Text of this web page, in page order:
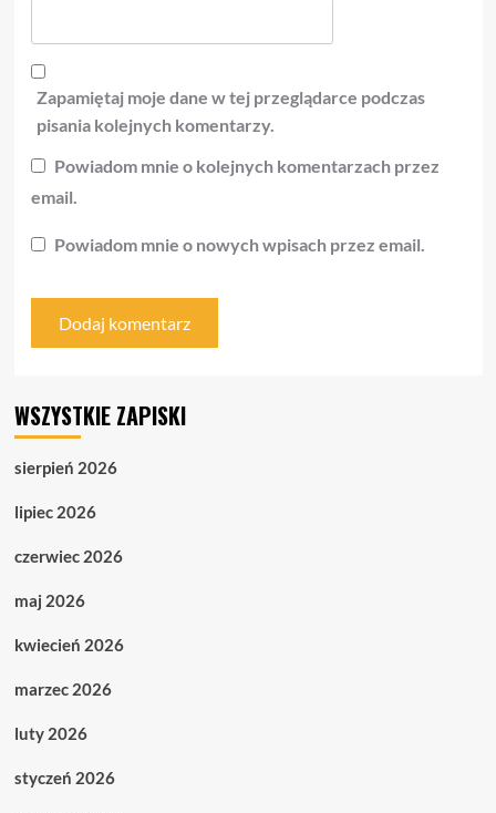
Zapamiętaj moje dane w tej przeglądarce podczas
pisania kolejnych komentarzy.
Powiadom mnie o kolejnych komentarzach przez
email.
Powiadom mnie o nowych wpisach przez email.
WSZYSTKIE ZAPISKI
sierpień 2026
lipiec 2026
czerwiec 2026
maj 2026
kwiecień 2026
marzec 2026
luty 2026
styczeń 2026